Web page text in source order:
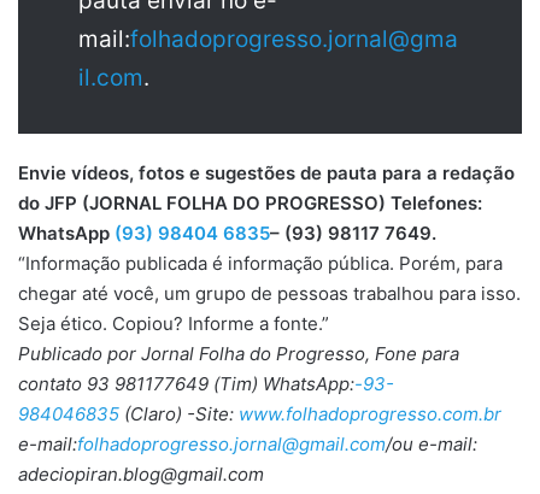
mail:folhadoprogresso.jornal@gma
il.com.
Envie vídeos, fotos e sugestões de pauta para a redação
do JFP (JORNAL FOLHA DO PROGRESSO) Telefones:
WhatsApp (93) 98404 6835– (93) 98117 7649.
“Informação publicada é informação pública. Porém, para
chegar até você, um grupo de pessoas trabalhou para isso.
Seja ético. Copiou? Informe a fonte.”
Publicado por Jornal Folha do Progresso, Fone para
contato 93 981177649 (Tim) WhatsApp:-93-
984046835 (Claro) -Site: www.folhadoprogresso.com.br
e-mail:folhadoprogresso.jornal@gmail.com/ou e-mail:
adeciopiran.blog@gmail.com